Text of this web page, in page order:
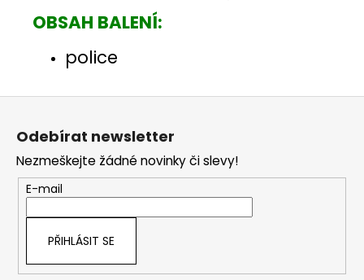
OBSAH BALENÍ:
police
Z
Odebírat newsletter
Nezmeškejte žádné novinky či slevy!
E-mail
PŘIHLÁSIT SE